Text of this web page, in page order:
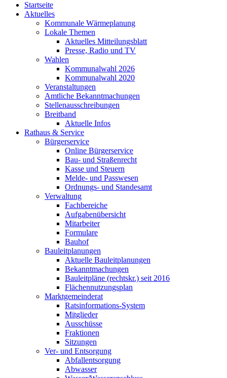
Startseite
Aktuelles
Kommunale Wärmeplanung
Lokale Themen
Aktuelles Mitteilungsblatt
Presse, Radio und TV
Wahlen
Kommunalwahl 2026
Kommunalwahl 2020
Veranstaltungen
Amtliche Bekanntmachungen
Stellenausschreibungen
Breitband
Aktuelle Infos
Rathaus & Service
Bürgerservice
Online Bürgerservice
Bau- und Straßenrecht
Kasse und Steuern
Melde- und Passwesen
Ordnungs- und Standesamt
Verwaltung
Fachbereiche
Aufgabenübersicht
Mitarbeiter
Formulare
Bauhof
Bauleitplanungen
Aktuelle Bauleitplanungen
Bekanntmachungen
Bauleitpläne (rechtskr.) seit 2016
Flächennutzungsplan
Marktgemeinderat
Ratsinformations-System
Mitglieder
Ausschüsse
Fraktionen
Sitzungen
Ver- und Entsorgung
Abfallentsorgung
Abwasser